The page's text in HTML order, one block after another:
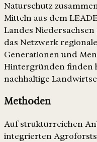
Naturschutz
Mitteln aus dem
Landes
das Netzwerk
Generationen und
Hintergründen finden
nachhaltige
Methoden
Auf strukturreichen
integrierten